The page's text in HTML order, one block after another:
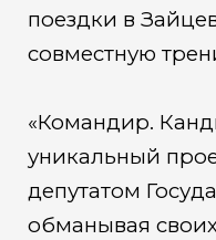
поездки в
совместную
«Командир.
уникальный
депутатом
обманывая